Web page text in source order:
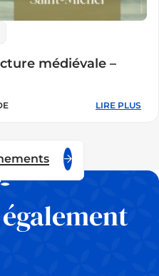
médiévale –
LIRE PLUS
:
–